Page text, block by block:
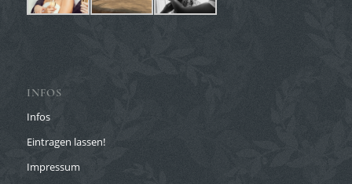
INFOS
Infos
Eintragen lassen!
Impressum